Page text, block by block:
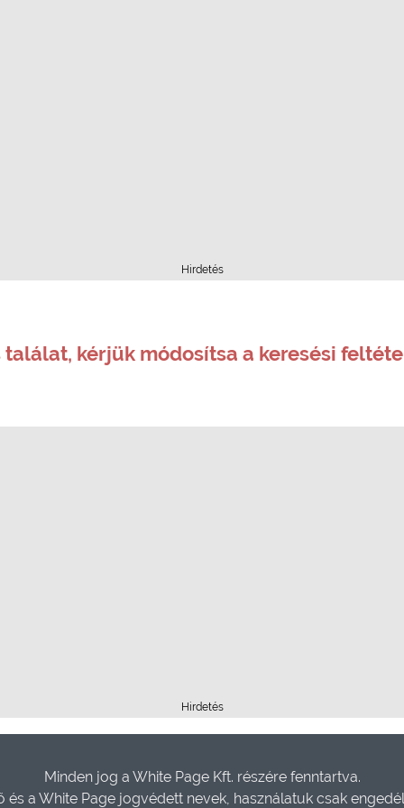
Hirdetés
találat, kérjük módosítsa a keresési
Hirdetés
Minden jog a White Page Kft. részére fenntartva.
és a White Page jogvédett nevek, használatuk csak